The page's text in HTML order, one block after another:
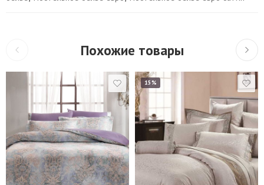
Похожие товары
15%
Евро
Наволочки 50х70 см